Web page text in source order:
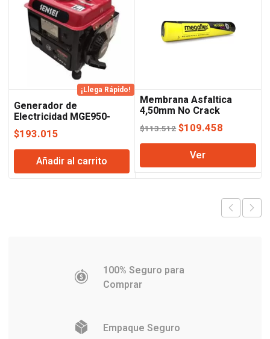
¡Llega Rápido!
Generador de
Electricidad MGE950-
0.95KVA Sensei
$193.015
Añadir al carrito
Membrana Asfaltica
4,50mm No Crack
Megaflex
$113.512El
precio
original
era:
$109.458
precio
es:
Ver
100% Seguro para
Comprar
Empaque Seguro